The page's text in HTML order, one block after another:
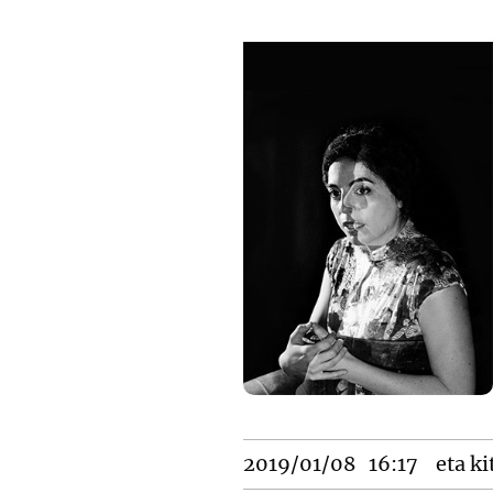
2019/01/08 16:17 eta